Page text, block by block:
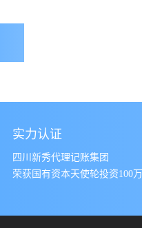
实力认证
四川新秀代理记账集团
荣获国有资本天使轮投资100万